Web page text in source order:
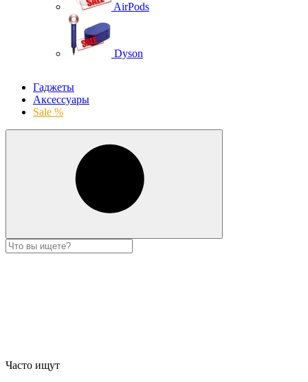
AirPods
Dyson
Гаджеты
Аксессуары
Sale %
Часто ищут